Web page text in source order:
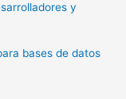
y
bases de datos